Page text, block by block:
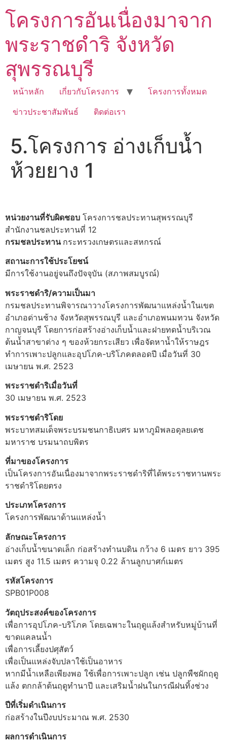
content
โครงการอันเนื่องมาจาก
พระราชดำริ จังหวัด
สุพรรณบุรี
หน้าหลัก เกี่ยวกับโครงการ
โครงการทั้งหมด
ข่าวประชาสัมพันธ์
ติดต่อเรา
5.โครงการ อ่างเก็บน้ำ
ห้วยยาง 1
หน่วยงานที่รับผิดชอบ โครงการชลประทานสุพรรณบุรี
สำนักงานชลประทานที่ 12
กรมชลประทาน กระทรวงเกษตรและสหกรณ์
สถานะการใช้ประโยชน์
มีการใช้งานอยู่จนถึงปัจจุบัน (สภาพสมบูรณ์)
พระราชดำริ/ความเป็นมา
กรมชลประทานพิจารณาวางโครงการพัฒนาแหล่งน้ำในเขต
อำเภอด่านช้าง จังหวัดสุพรรณบุรี และอำเภอพนมทวน จังหวัด
กาญจนบุรี โดยการก่อสร้างอ่างเก็บน้ำและฝายทดน้ำบริเวณ
ต้นน้ำสาขาต่าง ๆ ของห้วยกระเสียว เพื่อจัดหาน้ำให้ราษฎร
ทำการเพาะปลูกและอุปโภค-บริโภคตลอดปี เมื่อวันที่ 30
เมษายน พ.ศ. 2523
พระราชดำริเมื่อวันที่
30 เมษายน พ.ศ. 2523
พระราชดำริโดย
พระบาทสมเด็จพระบรมชนกาธิเบศร มหาภูมิพลอดุลยเดช
มหาราช บรมนาถบพิตร
ที่มาของโครงการ
เป็นโครงการอันเนื่องมาจากพระราชดำริที่ได้พระราชทานพระ
ราชดำริโดยตรง
ประเภทโครงการ
โครงการพัฒนาด้านแหล่งน้ำ
ลักษณะโครงการ
อ่างเก็บน้ำขนาดเล็ก ก่อสร้างทำนบดิน กว้าง 6 เมตร ยาว 395
เมตร สูง 11.5 เมตร ความจุ 0.22 ล้านลูกบาศก์เมตร
รหัสโครงการ
SPB01P008
วัตถุประสงค์ของโครงการ
เพื่อการอุปโภค-บริโภค โดยเฉพาะในฤดูแล้งสำหรับหมู่บ้านที่
ขาดแคลนน้ำ
เพื่อการเลี้ยงปศุสัตว์
เพื่อเป็นแหล่งจับปลาใช้เป็นอาหาร
หากมีน้ำเหลือเพียงพอ ใช้เพื่อการเพาะปลูก เช่น ปลูกพืชผักฤดู
แล้ง ตกกล้าต้นฤดูทำนาปี และเสริมน้ำฝนในกรณีฝนทิ้งช่วง
ปีที่เริ่มดำเนินการ
ก่อสร้างในปีงบประมาณ พ.ศ. 2530
ผลการดำเนินการ